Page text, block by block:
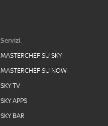
Servizi:
MASTERCHEF SU SKY
MASTERCHEF SU NOW
SKY TV
SKY APPS
SKY BAR